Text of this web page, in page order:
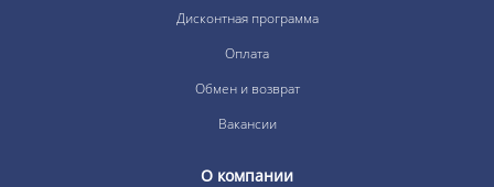
Дисконтная программа
Оплата
Обмен и возврат
Вакансии
О компании